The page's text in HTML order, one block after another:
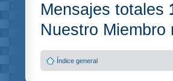
Mensajes totales
Nuestro
Índice general